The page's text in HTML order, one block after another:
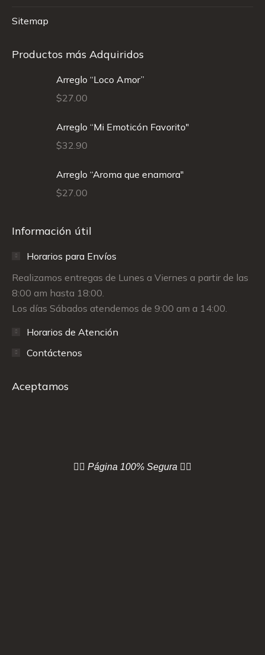
Sitemap
Productos más Adquiridos
Arreglo “Loco Amor”
$27.00
Arreglo “Mi Emoticón Favorito"
$32.90
Arreglo “Aroma que enamora"
$27.00
Información útil
Horarios para Envíos
Realizamos entregas de Lunes a Viernes a partir de las
8:00 am hasta 18:00.
Los días Sábados atendemos de 9:00 am a 14:00.
Horarios de Atención
Contáctenos
Aceptamos
👇🏻 Página 100% Segura 👇🏻